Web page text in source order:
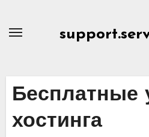
содержимому
Бесплатные
хостинга